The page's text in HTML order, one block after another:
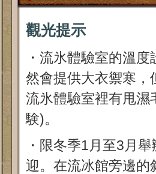
觀光提示
・流氷體驗室的溫
然會提供大衣禦寒，
流氷體驗室裡有甩
験)。
・限冬季1月至3月
迎。在流冰館旁邊的